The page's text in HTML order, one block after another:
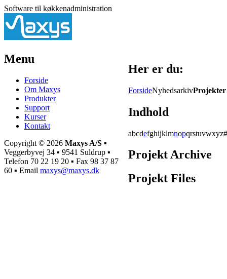
Software til køkkenadministration
Her er du:
ForsideNyhedsarkivProjekter
Indhold
abcdefghijklmnopqrstuvwxyz#
Projekt Archive
Projekt Files
Menu
Forside
Om Maxys
Produkter
Support
Kurser
Kontakt
Copyright © 2026 Maxys A/S ▪
Veggerbyvej 34 ▪ 9541 Suldrup ▪
Telefon 70 22 19 20 ▪ Fax 98 37 87
60 ▪ Email maxys@maxys.dk